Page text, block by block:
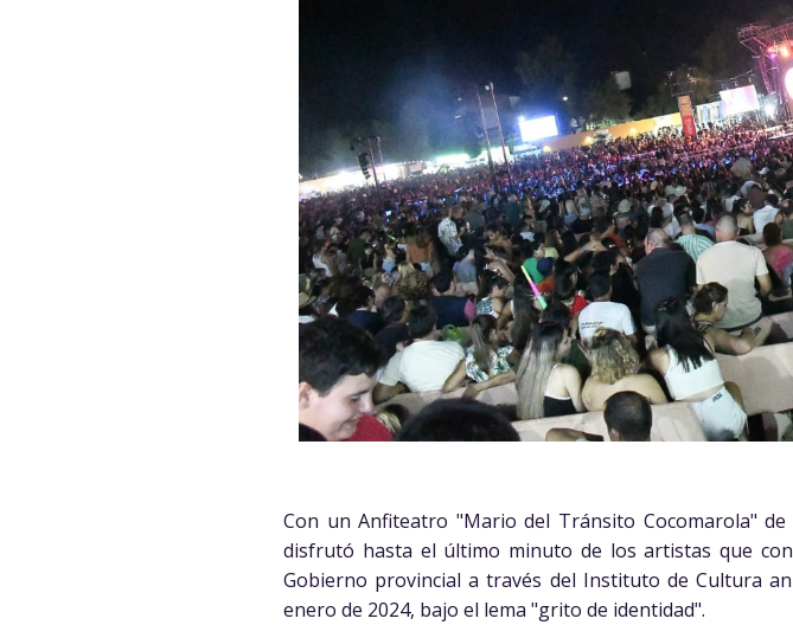
Con un Anfiteatro "Mario del Tránsito Cocomarola"
disfrutó hasta el último minuto de los artistas que
Gobierno provincial a través del Instituto de Cultura
enero de 2024, bajo el lema "grito de identidad".